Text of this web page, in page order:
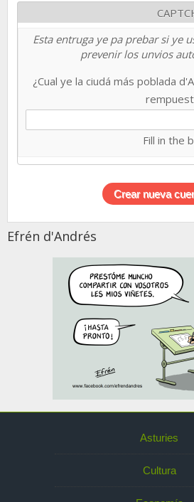
Esta entruga ye pa prebar si ye
prevenir los unvios
¿Cual ye la ciudá más poblada
Fill in the
Efrén d'Andrés
Asturies
Cultura